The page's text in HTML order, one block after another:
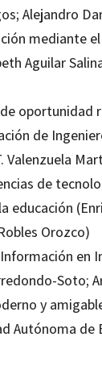
Alejandro
mediante
Aguilar
oportunidad
de
Valenzuela
de
educación
Orozco)
en
Soto;
y
Autónoma